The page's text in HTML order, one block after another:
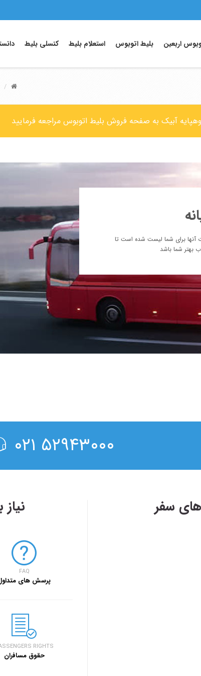
اربعین بلیط اتوبوس استعلام بلیط کنسلی بلیط
آبیک به صفحه فروش بلیط اتوبوس مراجعه فرمایید
آنها برای شما لیست شده است تا
بهتر شما باشد
۵۲۹۴۳۰۰۰ ۰۲۱
سفر
رویداد بزرگ گردشگری «میدان تا
FAQ
پرسش های
RIGHTS
حقوق مسافران